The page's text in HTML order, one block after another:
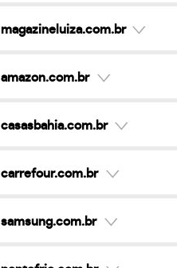
magazineluiza.com.br
amazon.com.br
casasbahia.com.br
carrefour.com.br
samsung.com.br